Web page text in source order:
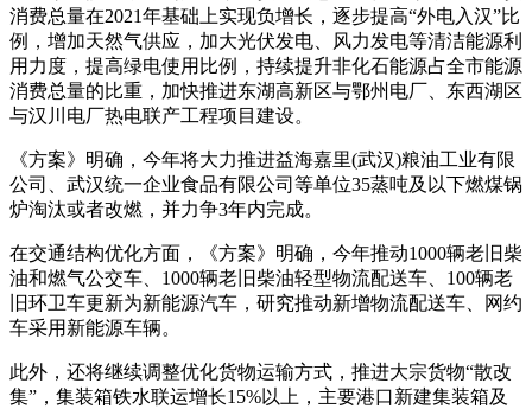
消费总量在2021年基础上实现负增长，逐步提高“外电入汉”比
例，增加天然气供应，加大光伏发电、风力发电等清洁能源利
用力度，提高绿电使用比例，持续提升非化石能源占全市能源
消费总量的比重，加快推进东湖高新区与鄂州电厂、东西湖区
与汉川电厂热电联产工程项目建设。
《方案》明确，今年将大力推进益海嘉里(武汉)粮油工业有限
公司、武汉统一企业食品有限公司等单位35蒸吨及以下燃煤锅
炉淘汰或者改燃，并力争3年内完成。
在交通结构优化方面，《方案》明确，今年推动1000辆老旧柴
油和燃气公交车、1000辆老旧柴油轻型物流配送车、100辆老
旧环卫车更新为新能源汽车，研究推动新增物流配送车、网约
车采用新能源车辆。
此外，还将继续调整优化货物运输方式，推进大宗货物“散改
集”，集装箱铁水联运增长15%以上，主要港口新建集装箱及